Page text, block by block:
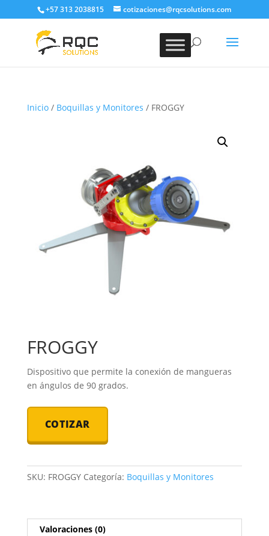
+57 313 2038815 cotizaciones@rqcsolutions.com
Inicio/ Boquillas y Monitores / FROGGY
FROGGY
Dispositivo que permite la conexión de mangueras
en ángulos de 90 grados.
COTIZAR
SKU: FROGGY Categoría: Boquillas y Monitores
Valoraciones (0)